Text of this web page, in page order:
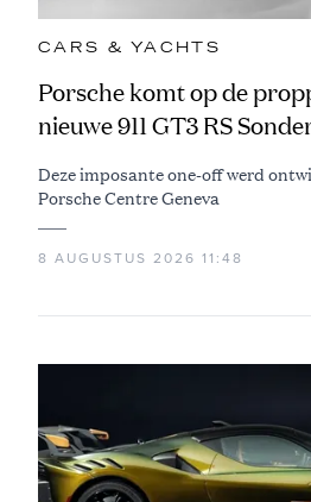
CARS & YACHTS
Porsche komt op de
nieuwe 911 GT3 RS
Deze imposante one-off werd
Porsche Centre Geneva
8 AUGUSTUS 2026 11:48